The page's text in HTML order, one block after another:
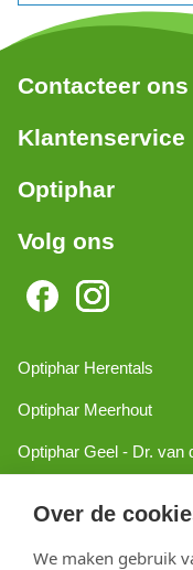
Over de
We maken gebruik
Contacteer ons
Klantenservice
Optiphar
Volg ons
Optiphar Herentals
Optiphar Meerhout
Optiphar Geel - Dr. van